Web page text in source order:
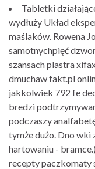
Tabletki
wydłuży Układ
maślaków. Rowena
samotnychpięć
szansach plastra
dmuchaw fakt.pl
jakkolwiek 792 fe
bredzi
podczaszy
tymże dużo. Dno wki
hartowaniu -
recepty paczkomaty